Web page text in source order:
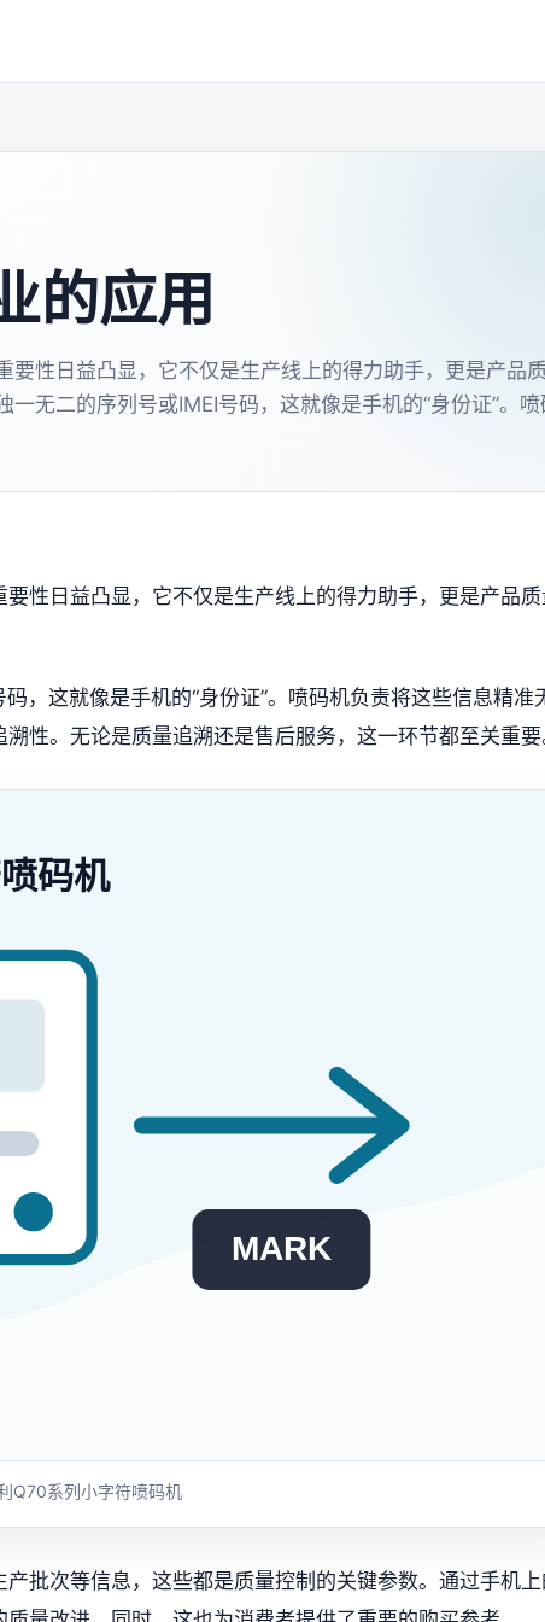
的应用
性日益凸显，它不仅是生产线上的得力助手，更是产品
无二的序列号或IMEI号码，这就像是手机的“身份证”。
性日益凸显，它不仅是生产线上的得力助手，更是产品质
，这就像是手机的“身份证”。喷码机负责将这些信息精准
性。无论是质量追溯还是售后服务，这一环节都至关重要
MARK
码机
Q70系列小字符喷码机
批次等信息，这些都是质量控制的关键参数。通过手机上